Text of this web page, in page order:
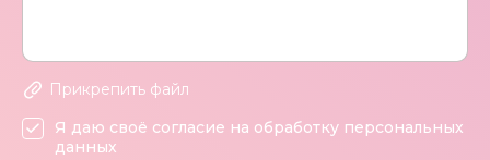
Прикрепить файл
Я даю своё согласие на обработку персональных
данных